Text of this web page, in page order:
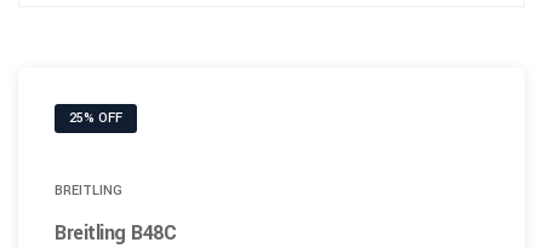
25% OFF
BREITLING
Breitling B48C